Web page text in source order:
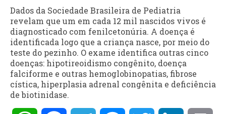
Dados da Sociedade Brasileira de Pediatria
revelam que um em cada 12 mil nascidos vivos é
diagnosticado com fenilcetonúria. A doença é
identificada logo que a criança nasce, por meio do
teste do pezinho. O exame identifica outras cinco
doenças: hipotireoidismo congênito, doença
falciforme e outras hemoglobinopatias, fibrose
cística, hiperplasia adrenal congênita e deficiência
de biotinidase.